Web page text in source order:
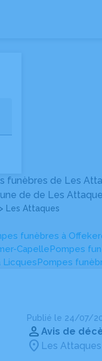
de Les
de de Les
> Les Attaques
funèbres à
CapellePompes
LicquesPompes
Publié le 24/07/
Avis de
Les Attaques